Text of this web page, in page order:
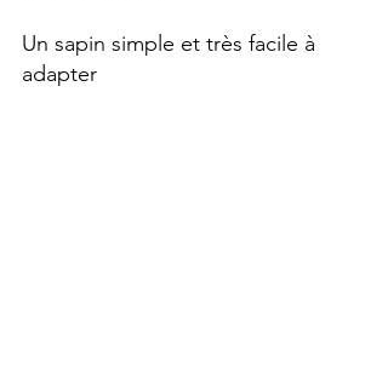
Un sapin simple et très facile à
adapter